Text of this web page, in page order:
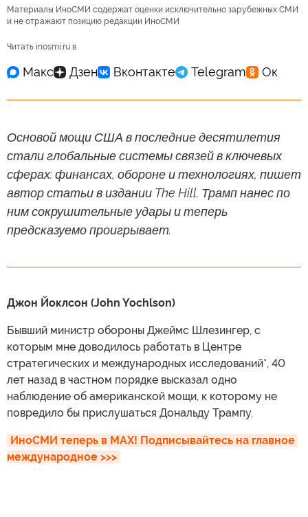
Материалы ИноСМИ содержат оценки исключительно зарубежных СМИ
и не отражают позицию редакции ИноСМИ
Читать inosmi.ru в
Основой мощи США в последние десятилетия
стали глобальные системы связей в ключевых
сферах: финансах, обороне и технологиях, пишет
автор статьи в издании The Hill. Трамп нанес по
ним сокрушительные удары и теперь
предсказуемо проигрывает.
Джон Йоклсон (John Yochlson)
Бывший министр обороны Джеймс Шлезингер, с
которым мне доводилось работать в Центре
стратегических и международных исследований*, 40
лет назад в частном порядке высказал одно
наблюдение об американской мощи, к которому не
повредило бы прислушаться Дональду Трампу.
ИноСМИ теперь в MAX! Подписывайтесь на главное
международное >>>